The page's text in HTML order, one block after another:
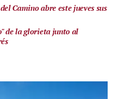
Camino abre este jueves sus
de la glorieta junto al